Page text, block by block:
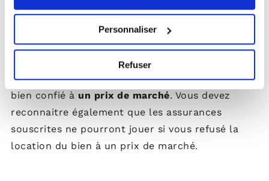
Personnaliser
Refuser
Le mandataire s’engage àmener à bien la
et vousrendre des comptes
De votre côté, vous êtes tenus, pour la bonne
application du mandat, d’accepter de louer le
bien confié à un prix de marché. Vous devez
reconnaitre également que les assurances
souscrites ne pourront jouer si vous refusé la
location du bien à un prix de marché.